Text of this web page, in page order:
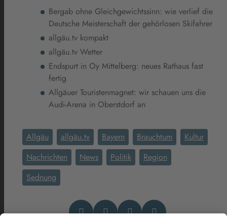
Bergab ohne Gleichgewichtssinn: wie verlief die
Deutsche Meisterschaft der gehörlosen Skifahrer
allgäu.tv kompakt
allgäu.tv Wetter
Endspurt in Oy Mittelberg: neues Rathaus fast
fertig
Allgäuer Touristenmagnet: wir schauen uns die
Audi-Arena in Oberstdorf an
Allgäu allgäu.tv Bayern Brauchtum
Kultur
Nachrichten
News Politik
Region
Sednung